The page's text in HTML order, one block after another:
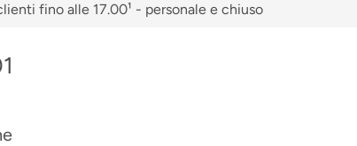
fino alle 17.00¹ - personale e chiuso